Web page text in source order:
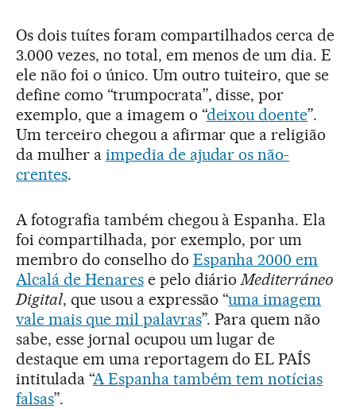
Os dois tuítes foram compartilhados cerca de
3.000 vezes, no total, em menos de um dia. E
ele não foi o único. Um outro tuiteiro, que se
define como “trumpocrata”, disse, por
exemplo, que a imagem o “deixou doente”.
Um terceiro chegou a afirmar que a religião
da mulher a impedia de ajudar os não-
crentes.
A fotografia também chegou à Espanha. Ela
foi compartilhada, por exemplo, por um
membro do conselho do Espanha 2000 em
Alcalá de Henarese pelo diárioMediterráneo
Digital, que usou a expressão “uma imagem
vale mais que mil palavras”. Para quem não
sabe, esse jornal ocupou um lugar de
destaque em uma reportagem do EL PAÍS
intitulada “A Espanha também tem notícias
falsas”.